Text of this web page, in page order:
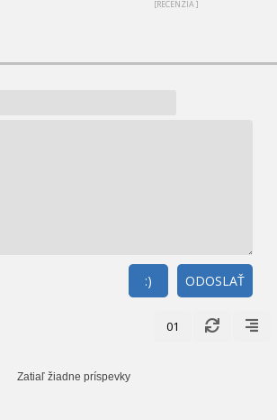
[RECENZIA ]
ODOSLAŤ
:)
01
Zatiaľ žiadne príspevky